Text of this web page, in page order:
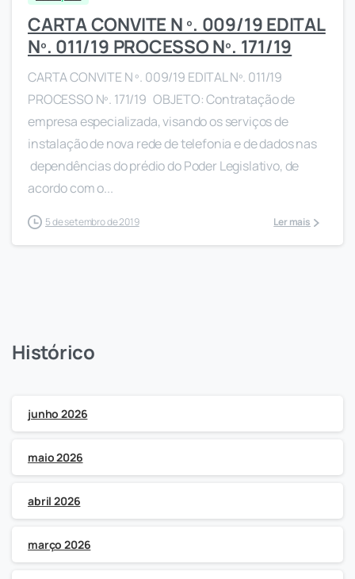
CARTA CONVITE N º. 009/19 EDITAL
Nº. 011/19 PROCESSO Nº. 171/19
CARTA CONVITE N º. 009/19 EDITAL Nº. 011/19
PROCESSO Nº. 171/19 OBJETO: Contratação de
empresa especializada, visando os serviços de
instalação de nova rede de telefonia e de dados nas
dependências do prédio do Poder Legislativo, de
acordo com o...
5 de setembro de 2019 Ler mais
Histórico
junho 2026
maio 2026
abril 2026
março 2026